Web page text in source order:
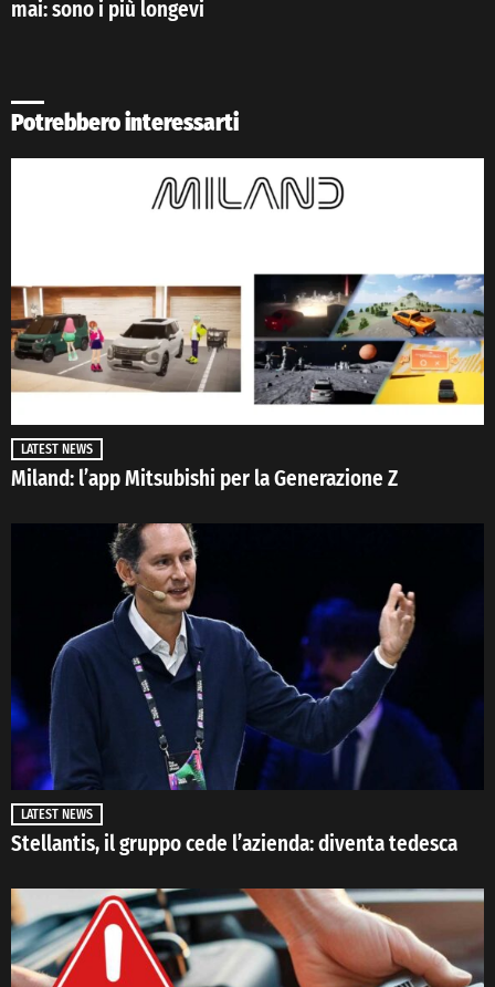
mai: sono i più longevi
Potrebbero interessarti
LATEST NEWS
Miland: l’app Mitsubishi per la Generazione Z
LATEST NEWS
Stellantis, il gruppo cede l’azienda: diventa tedesca